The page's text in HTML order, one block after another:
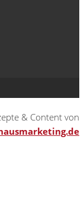
& Content von